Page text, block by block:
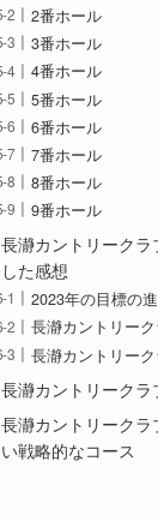
2番ホール
3番ホール
4番ホール
5番ホール
6番ホール
7番ホール
8番ホール
9番ホール
長瀞カントリーク
した感想
2023年の目標の
長瀞カントリー
長瀞カントリー
長瀞カントリーク
長瀞カントリーク
い戦略的なコース